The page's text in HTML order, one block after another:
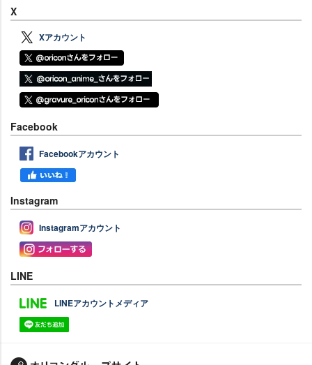
X
Xアカウント
Facebook
Facebookアカウント
Instagram
Instagramアカウント
LINE
LINEアカウントメディア